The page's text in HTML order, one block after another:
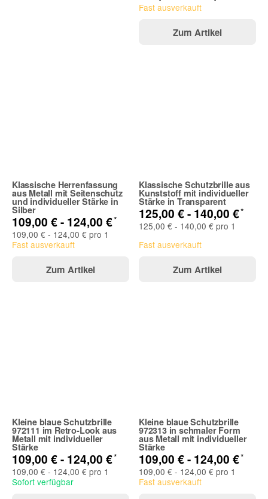
Fast ausverkauft
Zum Artikel
Klassische Herrenfassung
aus Metall mit Seitenschutz
und individueller Stärke in
Silber
109,00 € - 124,00 €*
109,00 € - 124,00 € pro 1
Fast ausverkauft
Zum Artikel
Klassische Schutzbrille aus
Kunststoff mit individueller
Stärke in Transparent
125,00 € - 140,00 €*
125,00 € - 140,00 € pro 1
Fast ausverkauft
Zum Artikel
Kleine blaue Schutzbrille
972111 im Retro-Look aus
Metall mit individueller
Stärke
109,00 € - 124,00 €*
109,00 € - 124,00 € pro 1
Sofort verfügbar
Kleine blaue Schutzbrille
972313 in schmaler Form
aus Metall mit individueller
Stärke
109,00 € - 124,00 €*
109,00 € - 124,00 € pro 1
Fast ausverkauft